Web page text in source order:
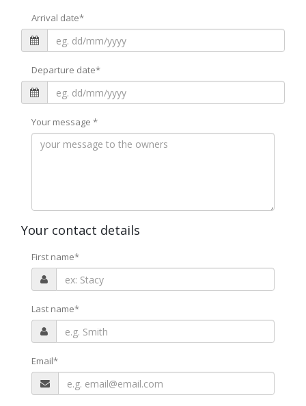
Arrival date*
Departure date*
Your message *
Your contact details
First name*
Last name*
Email*